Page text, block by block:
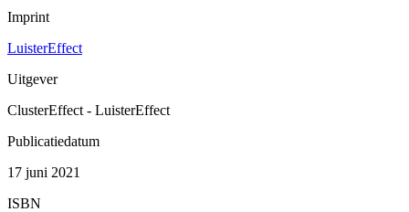
Imprint
LuisterEffect
Uitgever
ClusterEffect - LuisterEffect
Publicatiedatum
17 juni 2021
ISBN